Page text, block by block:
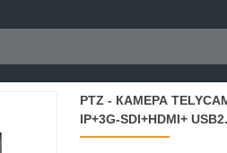
PTZ - КАМЕРА
IP+3G-SDI+HDMI+